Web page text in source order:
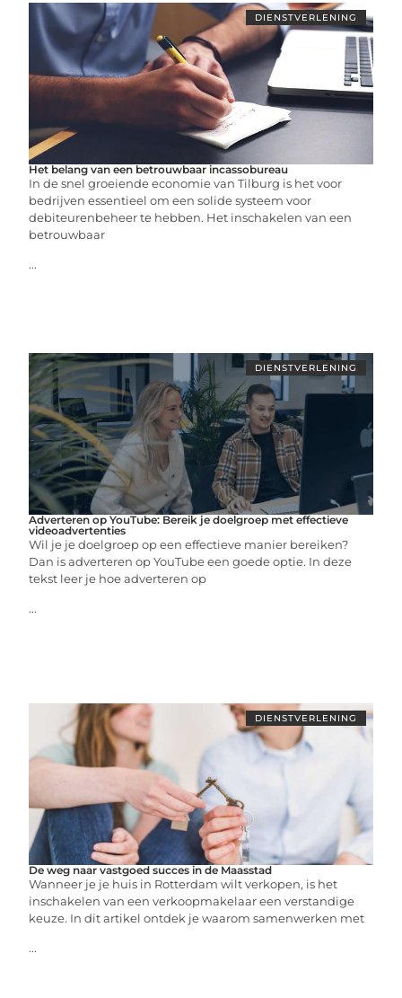
DIENSTVERLENING
Het belang van een betrouwbaar incassobureau
In de snel groeiende economie van Tilburg is het voor
bedrijven essentieel om een solide systeem voor
debiteurenbeheer te hebben. Het inschakelen van een
betrouwbaar
...
DIENSTVERLENING
Adverteren op YouTube: Bereik je doelgroep met effectieve
videoadvertenties
Wil je je doelgroep op een effectieve manier bereiken?
Dan is adverteren op YouTube een goede optie. In deze
tekst leer je hoe adverteren op
...
DIENSTVERLENING
De weg naar vastgoed succes in de Maasstad
Wanneer je je huis in Rotterdam wilt verkopen, is het
inschakelen van een verkoopmakelaar een verstandige
keuze. In dit artikel ontdek je waarom samenwerken met
...